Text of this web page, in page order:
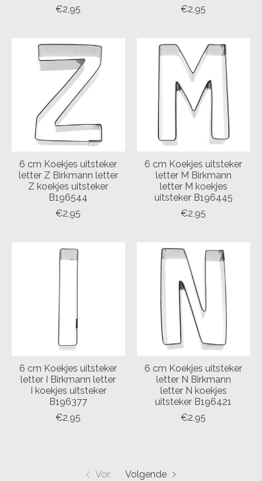
€2,95
€2,95
6 cm Koekjes uitsteker
letter Z Birkmann letter
Z koekjes uitsteker
B196544
€2,95
6 cm Koekjes uitsteker
letter M Birkmann
letter M koekjes
uitsteker B196445
€2,95
6 cm Koekjes uitsteker
letter I Birkmann letter
I koekjes uitsteker
B196377
€2,95
6 cm Koekjes uitsteker
letter N Birkmann
letter N koekjes
uitsteker B196421
€2,95
Vor. Volgende